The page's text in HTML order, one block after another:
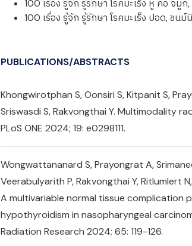
100 เรื่อง รู้จัก รู้รักษา โรคมะเร็ง หู คอ จ
100 เรื่อง รู้จัก รู้รักษา โรคมะเร็ง ปอด, ช
PUBLICATIONS/ABSTRACTS
Khongwirotphan S, Oonsiri S, Kitpanit S,
Sriswasdi S, Rakvongthai Y. Multimodality
PLoS ONE 2024; 19: e0298111.
Wongwattananard S, Prayongrat A,
Veerabulyarith P, Rakvongthai Y, Ritlumlert
A multivariable normal tissue
hypothyroidism in nasopharyngeal
Radiation Research 2024; 65: 119-126.